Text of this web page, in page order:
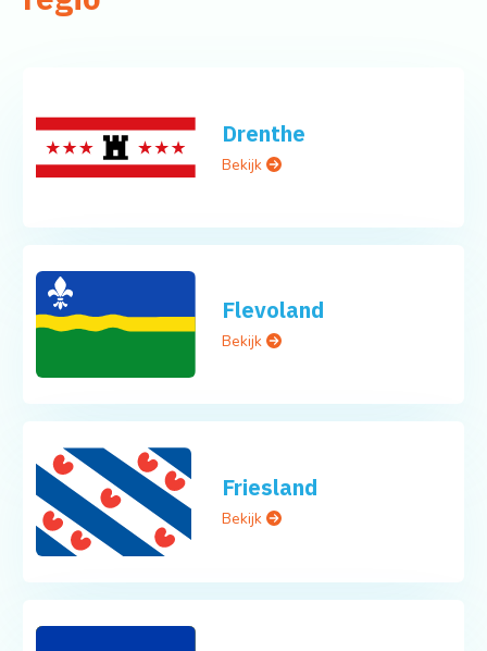
Drenthe
Bekijk
Flevoland
Bekijk
Friesland
Bekijk